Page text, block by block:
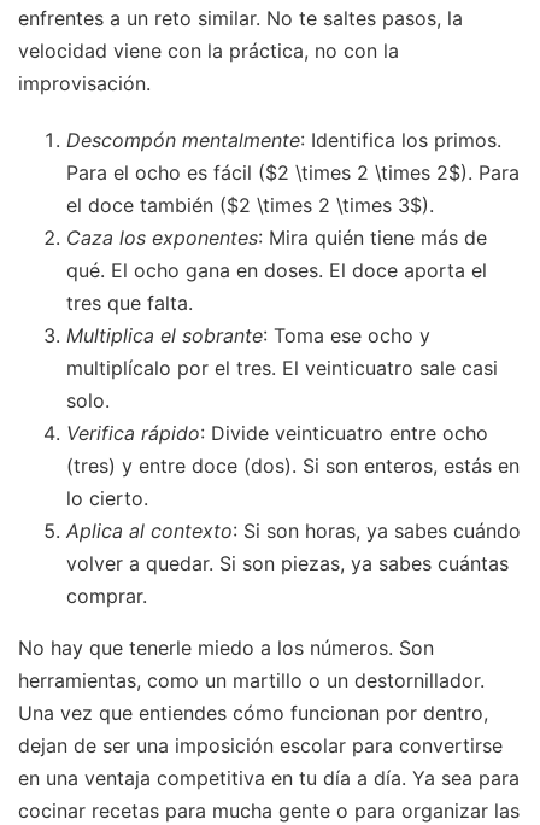
enfrentes a un reto similar. No te saltes pasos, la
velocidad viene con la práctica, no con la
improvisación.
Descompón mentalmente: Identifica los primos.
Para el ocho es fácil ($2 \times 2 \times 2$). Para
el doce también ($2 \times 2 \times 3$).
Caza los exponentes: Mira quién tiene más de
qué. El ocho gana en doses. El doce aporta el
tres que falta.
Multiplica el sobrante: Toma ese ocho y
multiplícalo por el tres. El veinticuatro sale casi
solo.
Verifica rápido: Divide veinticuatro entre ocho
(tres) y entre doce (dos). Si son enteros, estás en
lo cierto.
Aplica al contexto: Si son horas, ya sabes cuándo
volver a quedar. Si son piezas, ya sabes cuántas
comprar.
No hay que tenerle miedo a los números. Son
herramientas, como un martillo o un destornillador.
Una vez que entiendes cómo funcionan por dentro,
dejan de ser una imposición escolar para convertirse
en una ventaja competitiva en tu día a día. Ya sea para
cocinar recetas para mucha gente o para organizar las